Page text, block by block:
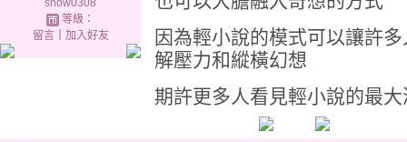
snow0308
等級：
留言｜ 加入好友
因為輕小說的模式可以讓許
解壓力和縱橫幻想
期許更多人看見輕小說的最大